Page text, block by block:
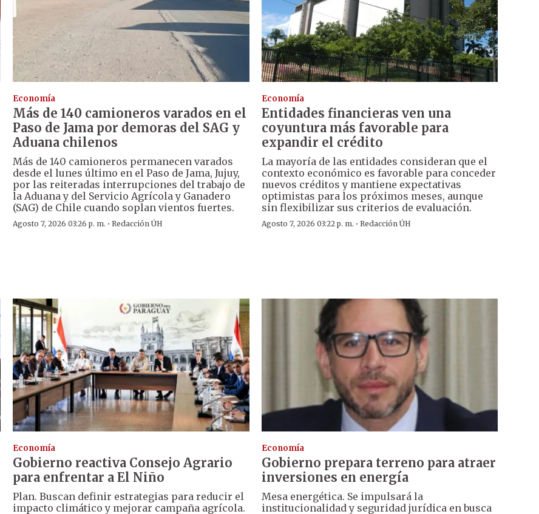
Economía
Más de 140 camioneros varados en el
Paso de Jama por demoras del SAG y
Aduana chilenos
Más de 140 camioneros permanecen varados
desde el lunes último en el Paso de Jama, Jujuy,
por las reiteradas interrupciones del trabajo de
la Aduana y del Servicio Agrícola y Ganadero
(SAG) de Chile cuando soplan vientos fuertes.
Agosto 7, 2026 03:26 p. m. ·Redacción ÚH
Economía
Entidades financieras ven una
coyuntura más favorable para
expandir el crédito
La mayoría de las entidades consideran que el
contexto económico es favorable para conceder
nuevos créditos y mantiene expectativas
optimistas para los próximos meses, aunque
sin flexibilizar sus criterios de evaluación.
Agosto 7, 2026 03:22 p. m. · Redacción ÚH
Economía
Gobierno reactiva Consejo Agrario
para enfrentar a El Niño
Plan. Buscan definir estrategias para reducir el
impacto climático y mejorar campaña agrícola.
Economía
Gobierno prepara terreno para atraer
inversiones en energía
Mesa energética. Se impulsará la
institucionalidad y seguridad jurídica en busca